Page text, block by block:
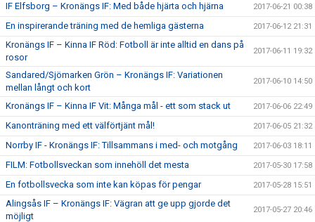
IF Elfsborg – Kronängs IF: Med både hjärta och hjärna 2017-06-21 00:38
En inspirerande träning med de hemliga gästerna 2017-06-12 21:31
Kronängs IF – Kinna IF Röd: Fotboll är inte alltid en dans på
rosor
2017-06-11 19:32
Sandared/Sjömarken Grön – Kronängs IF: Variationen
mellan långt och kort
2017-06-10 14:50
Kronängs IF – Kinna IF Vit: Många mål - ett som stack ut 2017-06-06 22:49
Kanonträning med ett välförtjänt mål! 2017-06-05 21:32
Norrby IF - Kronängs IF: Tillsammans i med- och motgång 2017-06-03 18:11
FILM: Fotbollsveckan som innehöll det mesta 2017-05-30 17:58
En fotbollsvecka som inte kan köpas för pengar 2017-05-28 15:51
Alingsås IF – Kronängs IF: Vägran att ge upp gjorde det
möjligt
2017-05-27 20:46